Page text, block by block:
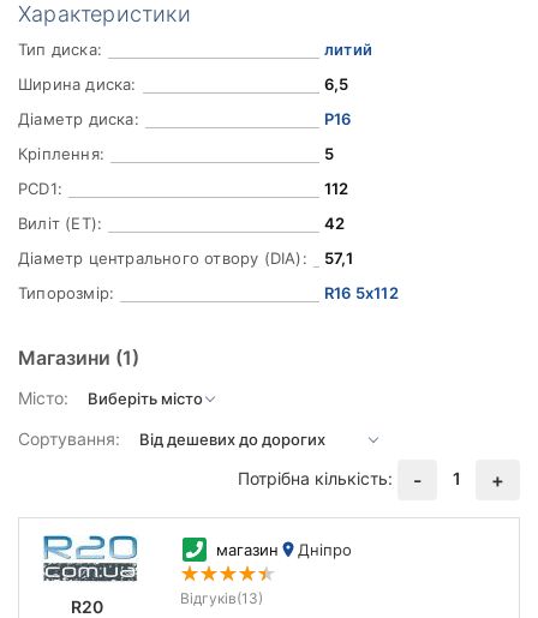
Характеристики
Тип диска:
литий
Ширина диска:
6,5
Діаметр диска:
Р16
Кріплення:
5
PCD1:
112
Виліт (ET):
42
Діаметр центрального отвору (DIA):
57,1
Типорозмір:
R16 5x112
Магазини (1)
Місто:
Сортування:
Потрібна кількість:
- 1 +
R20
магазин Дніпро
Відгуків(13)